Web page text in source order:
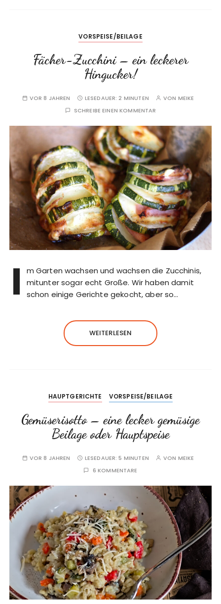
VORSPEISE/BEILAGE
Fächer-Zucchini – ein leckerer
Hingucker!
VOR 8 JAHREN LESEDAUER:2 MINUTEN VON MEIKE
SCHREIBE EINEN KOMMENTAR
I
m Garten wachsen und wachsen die Zucchinis,
mitunter sogar echt Große. Wir haben damit
schon einige Gerichte gekocht, aber so…
WEITERLESEN
HAUPTGERICHTE VORSPEISE/BEILAGE
Gemüserisotto – eine lecker gemüsige
Beilage oder Hauptspeise
VOR 8 JAHREN LESEDAUER:5 MINUTEN VON MEIKE
6 KOMMENTARE